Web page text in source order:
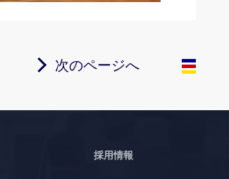
次のページへ
採用情報